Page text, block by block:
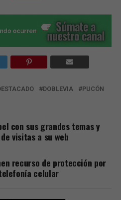
DOBLEVIA
PUCÓN
con sus grandes temas y
visitas a su web
recurso de protección por
celular